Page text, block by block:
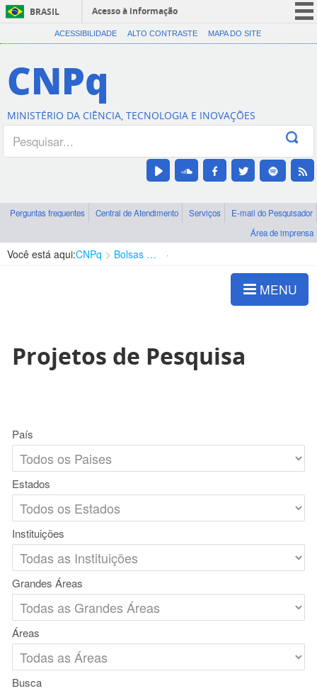
BRASIL
Acesso à informação
CORONAVÍRUS (COVID-19)
Canais
ACESSIBILIDADE ALTO CONTRASTE MAPA DO SITE
CNPq
MINISTÉRIO DA CIÊNCIA, TECNOLOGIA E INOVAÇÕES
Perguntas frequentes Central de Atendimento Serviços
E-mail do Pesquisador
Área de imprensa
Você está aqui:CNPq Bolsas e Auxílios Vigentes
MENU
Projetos de Pesquisa
País
Estados
Instituições
Grandes Áreas
Áreas
Busca